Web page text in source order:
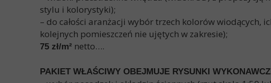
stylu i kolorystyki);
– do całości aranżacji wybór trzech kolorów
kolejnych pomieszczeń nie ujętych w zakresie);
75 zł/m² netto….
PAKIET WŁAŚCIWY OBEJMUJE RYSUNKI